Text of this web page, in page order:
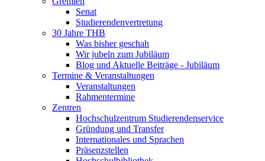
Senat
Studierendenvertretung
30 Jahre THB
Was bisher geschah
Wir jubeln zum Jubiläum
Blog und Aktuelle Beiträge - Jubiläum
Termine & Veranstaltungen
Veranstaltungen
Rahmentermine
Zentren
Hochschulzentrum Studierendenservice
Gründung und Transfer
Internationales und Sprachen
Präsenzstellen